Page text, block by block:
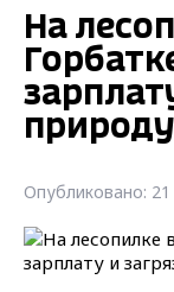
На
природу
Опубликовано: